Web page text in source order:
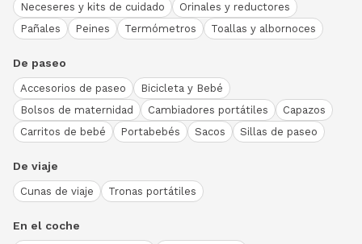
Neceseres y kits de cuidado
Orinales y reductores
Pañales
Peines Termómetros Toallas y albornoces
De paseo
Accesorios de paseo
Bicicleta y Bebé
Bolsos de maternidad
Cambiadores portátiles
Capazos
Carritos de bebé
Portabebés Sacos Sillas de paseo
De viaje
Cunas de viaje Tronas portátiles
En el coche